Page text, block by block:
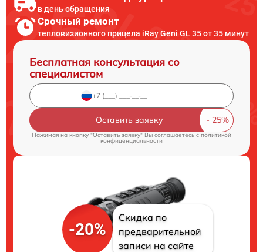
в день обращения
Срочный ремонт
тепловизионного прицела iRay Geni GL 35 от 35 минут
Бесплатная консультация со
специалистом
Оставить заявку
Нажимая на кнопку "Оставить заявку" Вы соглашаетесь cполитикой
конфиденциальности
-20%
Скидка по
предварительной
записи на сайте